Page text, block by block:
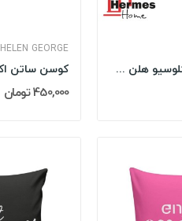
کوسن ساتن اکسکلوسیو هلن جورج HELEN GEORGE مدل:...
HELEN GEORGE
450,000 تومان